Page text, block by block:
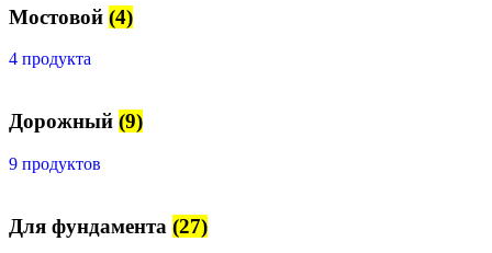
Мостовой (4)
4 продукта
Дорожный (9)
9 продуктов
Для фундамента (27)